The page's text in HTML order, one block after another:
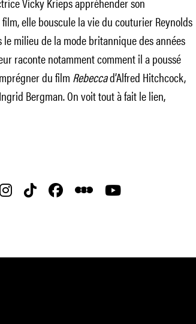
film, elle bouscule la vie du couturier Reynolds
milieu de la mode britannique des années
raconte notamment comment il a poussé
du film Rebeccad’Alfred Hitchcock,
Bergman. On voit tout à fait le lien,